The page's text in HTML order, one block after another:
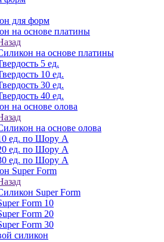
для форм
на основе платины
на основе платины
5 ед.
10 ед.
30 ед.
40 ед.
на основе олова
на основе олова
ед. по Шору А
ед. по Шору А
ед. по Шору А
Super Form
Super Form
Form 10
Form 20
Form 30
силикон